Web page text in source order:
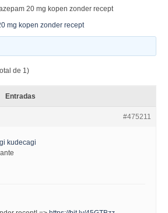
20 mg kopen zonder recept
mg kopen zonder recept
de 1)
Entradas
#475211
kudecagi